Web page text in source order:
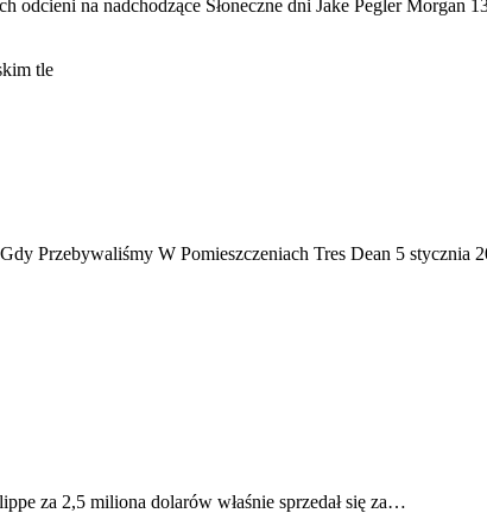
odcieni na nadchodzące Słoneczne dni Jake Pegler Morgan
Przebywaliśmy W Pomieszczeniach Tres Dean 5 stycznia
za 2,5 miliona dolarów właśnie sprzedał się za…